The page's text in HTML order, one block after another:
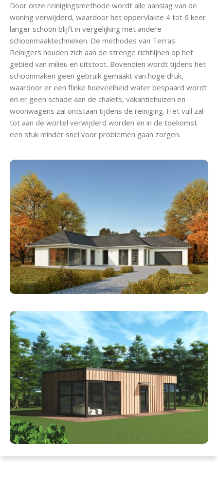
Door onze reinigingsmethode wordt alle aanslag van de
woning verwijderd, waardoor het oppervlakte 4 tot 6 keer
langer schoon blijft in vergelijking met andere
schoonmaaktechnieken. De methodes van Terras
Reinigers houden zich aan de strenge richtlijnen op het
gebied van milieu en uitstoot. Bovendien wordt tijdens het
schoonmaken geen gebruik gemaakt van hoge druk,
waardoor er een flinke hoeveelheid water bespaard wordt
en er geen schade aan de chalets, vakantiehuizen en
woonwagens zal ontstaan tijdens de reiniging. Het vuil zal
tot aan de wortel verwijderd worden en in de toekomst
een stuk minder snel voor problemen gaan zorgen.